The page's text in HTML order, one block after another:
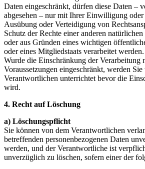
Daten eingeschränkt, dürfen diese Daten –
abgesehen – nur mit Ihrer Einwilligung
Ausübung oder Verteidigung von
Schutz der Rechte einer anderen
oder aus Gründen eines wichtigen
oder eines Mitgliedstaats verarbeitet werden.
Wurde die Einschränkung der Verarbeitung
Voraussetzungen eingeschränkt, werden
Verantwortlichen unterrichtet bevor die
wird.
4. Recht auf Löschung
a) Löschungspflicht
Sie können von dem Verantwortlichen
betreffenden personenbezogenen Daten
werden, und der Verantwortliche ist
unverzüglich zu löschen, sofern einer der